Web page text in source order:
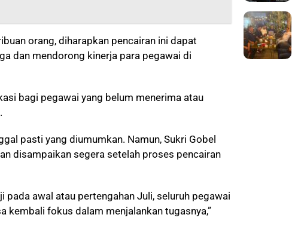
orang, diharapkan pencairan ini dapat
dan mendorong kinerja para pegawai di
bagi pegawai yang belum menerima atau
pasti yang diumumkan. Namun, Sukri Gobel
disampaikan segera setelah proses pencairan
pada awal atau pertengahan Juli, seluruh pegawai
kembali fokus dalam menjalankan tugasnya,”